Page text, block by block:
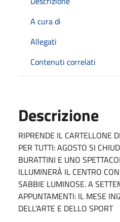
A cura di
Allegati
Contenuti correlati
Descrizione
RIPRENDE IL CARTELLONE
PER TUTTI: AGOSTO SI
BURATTINI E UNO
ILLUMINERÀ IL CENTRO
SABBIE LUMINOSE. A
APPUNTAMENTI: IL MESE
DELL’ARTE E DELLO SPORT